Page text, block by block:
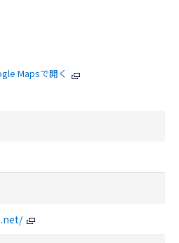
Mapsで開く